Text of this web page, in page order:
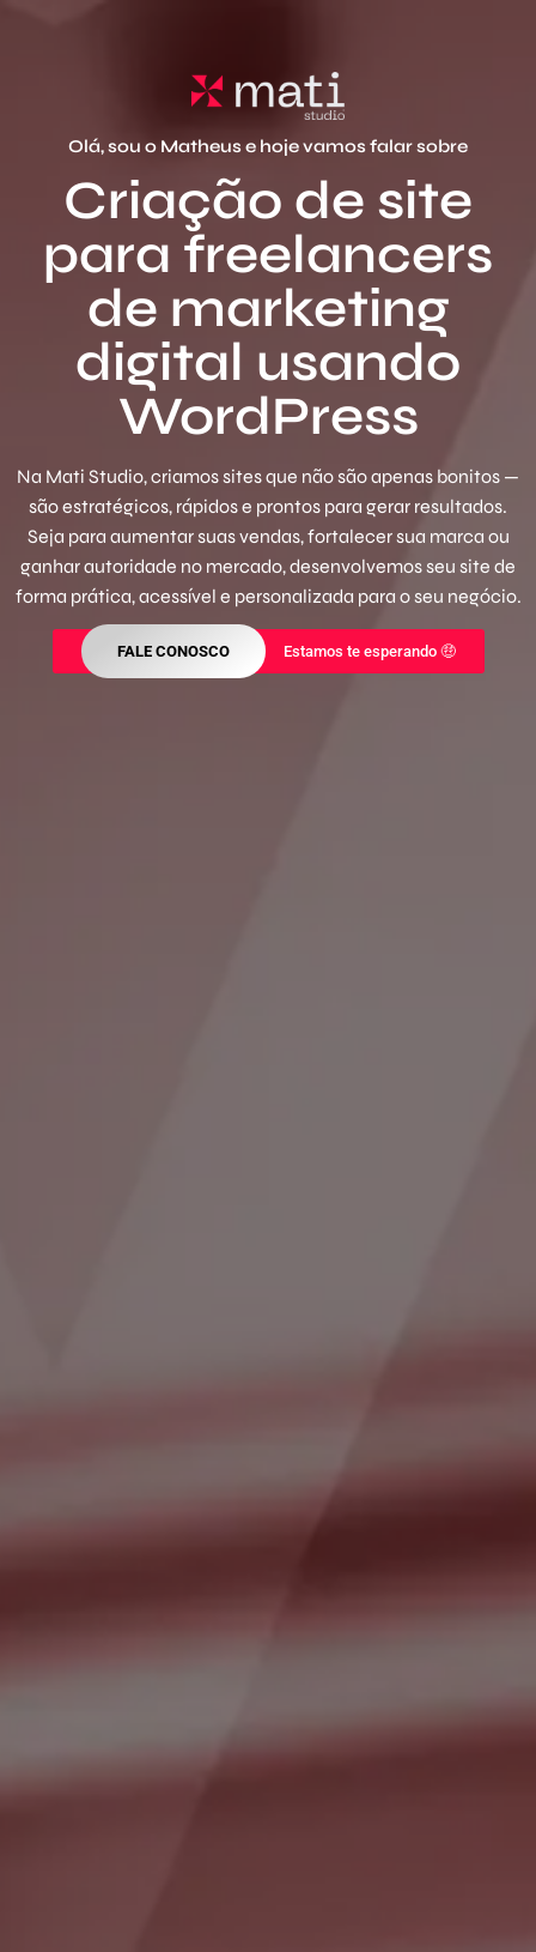
Olá, sou o Matheus e hoje vamos falar sobre
Criação de site
para freelancers
de marketing
digital usando
WordPress
Na Mati Studio, criamos sites que não são apenas bonitos —
são estratégicos, rápidos e prontos para gerar resultados.
Seja para aumentar suas vendas, fortalecer sua marca ou
ganhar autoridade no mercado, desenvolvemos seu site de
forma prática, acessível e personalizada para o seu negócio.
FALE CONOSCO Estamos te esperando 🤑